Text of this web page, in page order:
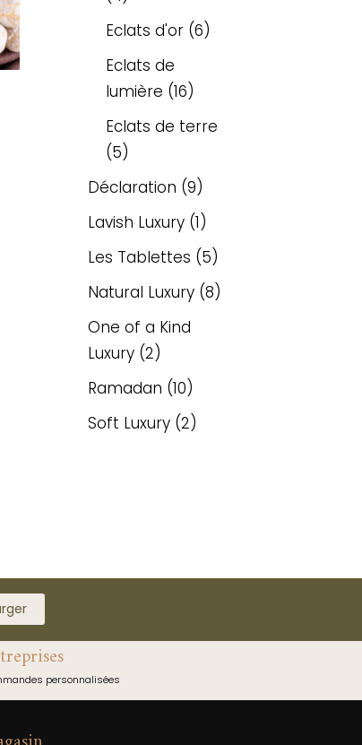
Eclats d'or 6
Eclats de
lumière 16
Eclats de terre
5
Déclaration 9
Lavish Luxury 1
Les Tablettes 5
Natural Luxury 8
One of a Kind
Luxury 2
Ramadan 10
Soft Luxury 2
personnalisées